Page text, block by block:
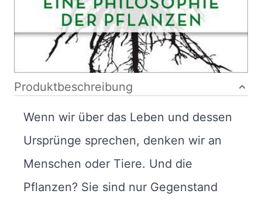
446-25834-1
Bibliografische Daten
Produktbeschreibung
Wenn wir über das Leben und dessen
Ursprünge sprechen, denken wir an
Menschen oder Tiere. Und die
Pflanzen? Sie sind nur Gegenstand